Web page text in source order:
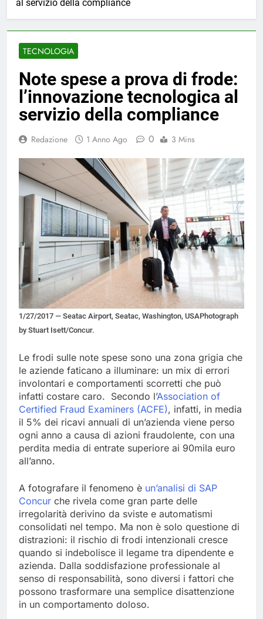
al servizio della compliance
TECNOLOGIA
Note spese a prova di frode:
l’innovazione tecnologica al
servizio della compliance
Redazione 1 Anno Ago 0 3 Mins
1/27/2017 — Seatac Airport, Seatac, Washington, USAPhotograph
by Stuart Isett/Concur.
Le frodi sulle note spese sono una zona grigia che
le aziende faticano a illuminare: un mix di errori
involontari e comportamenti scorretti che può
infatti costare caro. Secondo l’Association of
Certified Fraud Examiners (ACFE), infatti, in media
il 5% dei ricavi annuali di un’azienda viene perso
ogni anno a causa di azioni fraudolente, con una
perdita media di entrate superiore ai 90mila euro
all’anno.
A fotografare il fenomeno è un’analisi di SAP
Concur che rivela come gran parte delle
irregolarità derivino da sviste e automatismi
consolidati nel tempo. Ma non è solo questione di
distrazioni: il rischio di frodi intenzionali cresce
quando si indebolisce il legame tra dipendente e
azienda. Dalla soddisfazione professionale al
senso di responsabilità, sono diversi i fattori che
possono trasformare una semplice disattenzione
in un comportamento doloso.